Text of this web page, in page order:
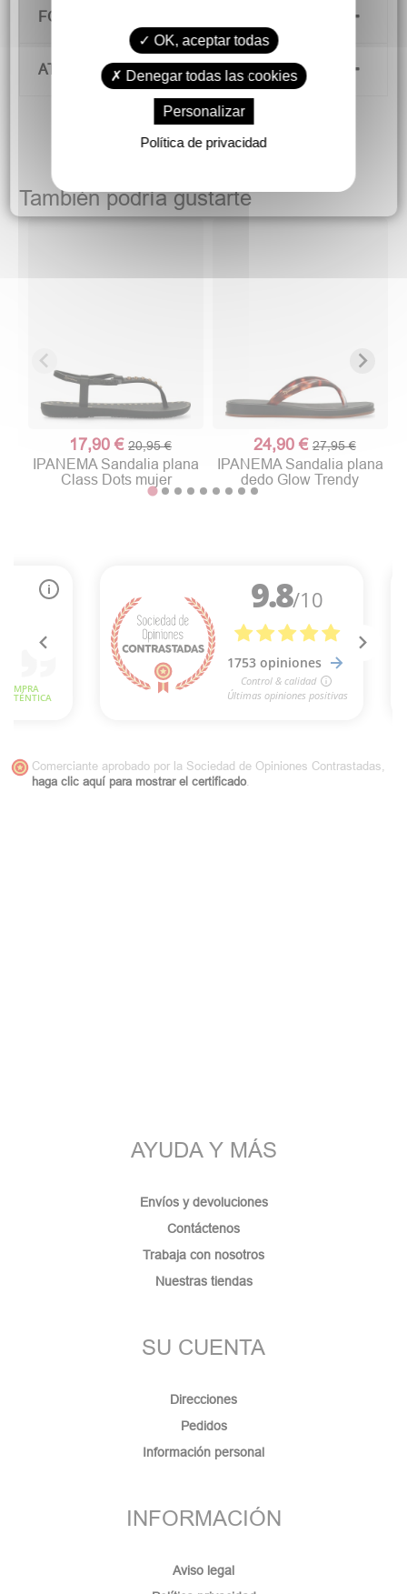
FORMAS DE PAGO
ATENCIÓN AL CLIENTE
También podría gustarte
17,90 €20,95 €
IPANEMA Sandalia plana
Class Dots mujer
24,90 € 27,95 €
IPANEMA Sandalia plana
dedo Glow Trendy
Comerciante aprobado por la Sociedad de Opiniones Contrastadas,
haga clic aquí para mostrar el certificado.
AYUDA Y MÁS
Envíos y devoluciones
Contáctenos
Trabaja con nosotros
Nuestras tiendas
SU CUENTA
Direcciones
Pedidos
Información personal
INFORMACIÓN
Aviso legal
OK, aceptar todas
Denegar todas las cookies
Personalizar
Política de privacidad